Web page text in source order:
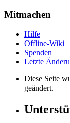
Mitmachen
Hilfe
Offline-Wiki
Spenden
Letzte
Diese Seite
geändert.